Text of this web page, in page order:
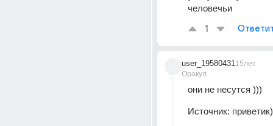
человечьи
1
user_19580431
Оракул
15лет
они не несутся )))
Источник: приветик)